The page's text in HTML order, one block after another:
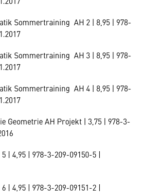
Sommertraining AH 2 | 8,95 | 978-
Sommertraining AH 3 | 8,95 | 978-
Sommertraining AH 4 | 8,95 | 978-
Geometrie AH Projekt | 3,75 | 978-3-
| 4,95 | 978-3-209-09150-5 |
| 4,95 | 978-3-209-09151-2 |